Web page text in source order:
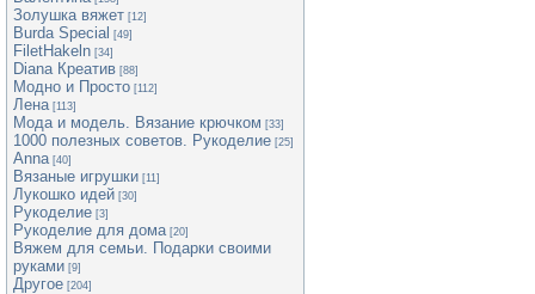
Золушка вяжет [12]
Burda Special [49]
FiletHakeln [34]
Diana Креатив [88]
Модно и Просто [112]
Лена [113]
Мода и модель. Вязание крючком [33]
1000 полезных советов. Рукоделие [25]
Anna [40]
Вязаные игрушки [11]
Лукошко идей [30]
Рукоделие [3]
Рукоделие для дома [20]
Вяжем для семьи. Подарки своими
руками [9]
Другое [204]